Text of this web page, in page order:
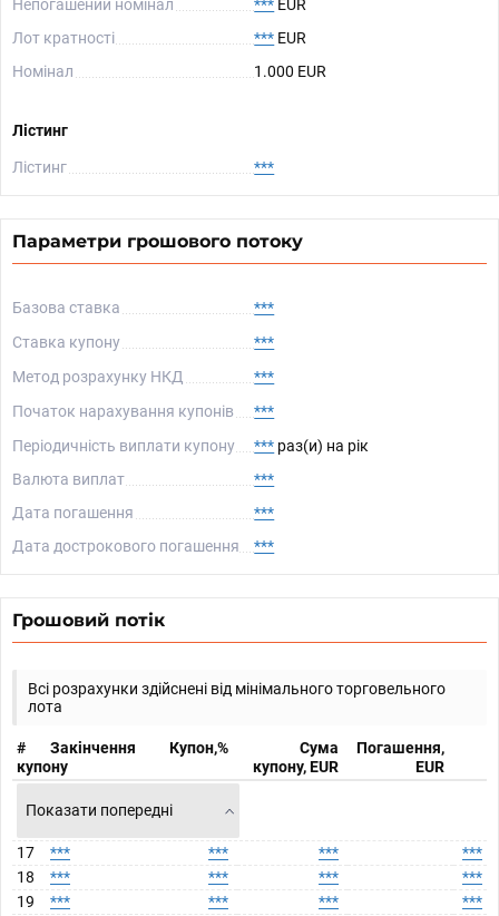
Непогашений номінал *** EUR
Лот кратності
*** EUR
Номінал
1.000 EUR
Лістинг
Лістинг ***
Параметри грошового потоку
Базова ставка
***
Ставка купону
***
Метод розрахунку НКД
***
Початок нарахування купонів
***
Періодичність виплати купону
*** раз(и) на рік
Валюта виплат
***
Дата погашення
***
Дата дострокового погашення
***
Грошовий потік
Всі розрахунки здійснені від мінімального торговельного
лота
#
Закінчення
купону
Купон,%
Сума
купону, EUR
Погашення,
EUR
Показати попередні
17 *** *** ***
***
18
*** *** ***
***
19
*** *** ***
***